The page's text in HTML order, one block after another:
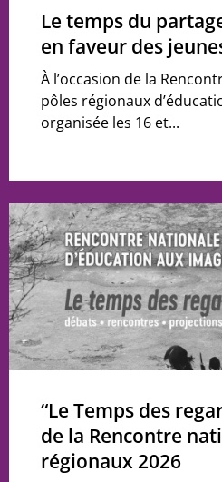
Le temps du
en faveur des
À l’occasion de la
pôles régionaux
organisée les 16 et...
“Le Temps des
de la Rencontre
régionaux 2026